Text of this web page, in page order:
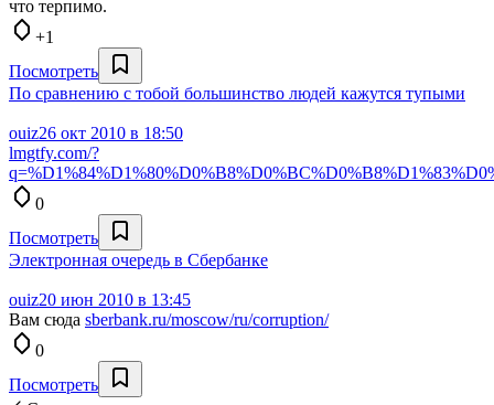
что терпимо.
+1
Посмотреть
По сравнению с тобой большинство людей кажутся тупыми
ouiz26 окт 2010 в 18:50
lmgtfy.com/?
0
Посмотреть
Электронная очередь в Сбербанке
ouiz20 июн 2010 в 13:45
Вам сюда sberbank.ru/moscow/ru/corruption/
0
Посмотреть